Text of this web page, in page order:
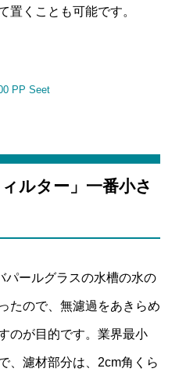
置くことも可能です。
ルター」一番小さ
パールグラスの水槽の水の
たので、無濾過をあきらめ
のが目的です。業界最小
、濾材部分は、2cm角くら